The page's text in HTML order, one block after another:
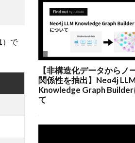
）で